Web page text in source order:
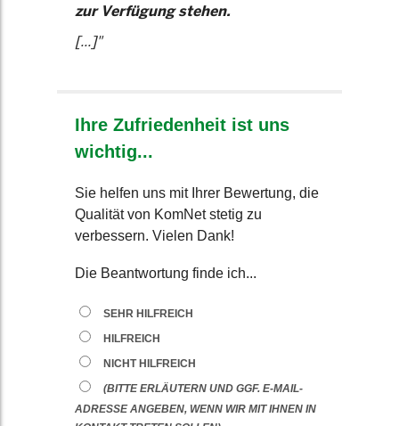
zur Verfügung stehen.
[...]"